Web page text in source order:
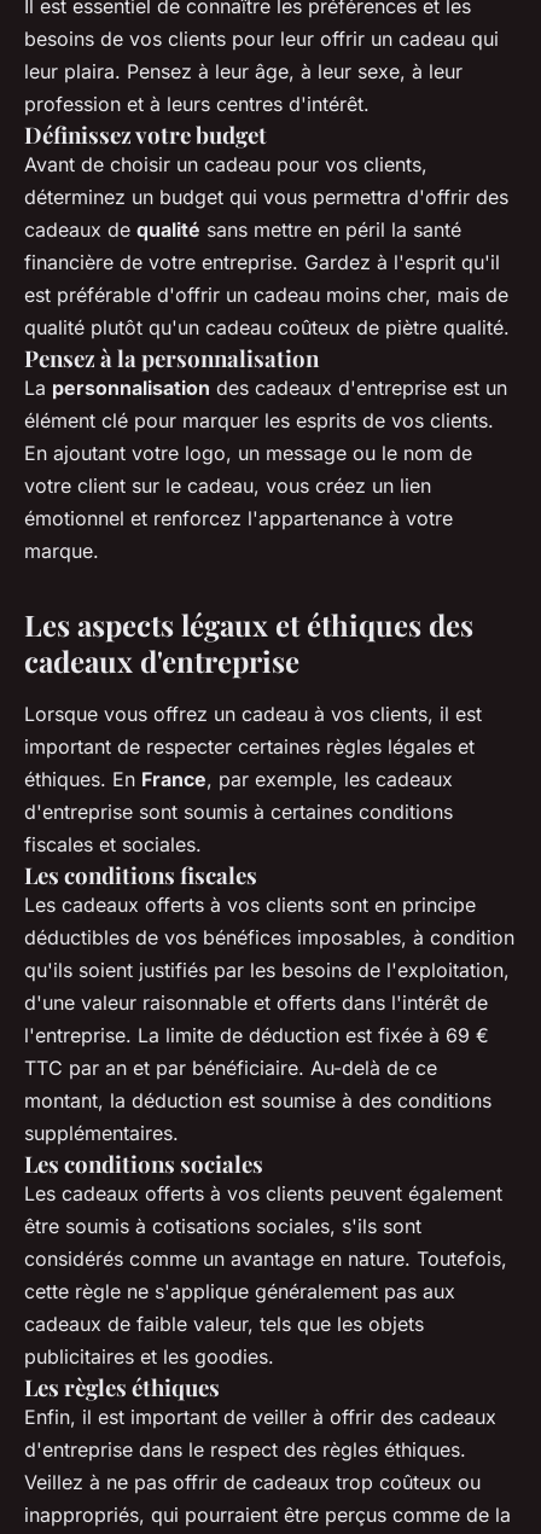
Il est essentiel de connaître les préférences et les
besoins de vos clients pour leur offrir un cadeau qui
leur plaira. Pensez à leur âge, à leur sexe, à leur
profession et à leurs centres d'intérêt.
Définissez votre budget
Avant de choisir un cadeau pour vos clients,
déterminez un budget qui vous permettra d'offrir des
cadeaux de qualité sans mettre en péril la santé
financière de votre entreprise. Gardez à l'esprit qu'il
est préférable d'offrir un cadeau moins cher, mais de
qualité plutôt qu'un cadeau coûteux de piètre qualité.
Pensez à la personnalisation
La personnalisation des cadeaux d'entreprise est un
élément clé pour marquer les esprits de vos clients.
En ajoutant votre logo, un message ou le nom de
votre client sur le cadeau, vous créez un lien
émotionnel et renforcez l'appartenance à votre
marque.
Les aspects légaux et éthiques des
cadeaux d'entreprise
Lorsque vous offrez un cadeau à vos clients, il est
important de respecter certaines règles légales et
éthiques. En France, par exemple, les cadeaux
d'entreprise sont soumis à certaines conditions
fiscales et sociales.
Les conditions fiscales
Les cadeaux offerts à vos clients sont en principe
déductibles de vos bénéfices imposables, à condition
qu'ils soient justifiés par les besoins de l'exploitation,
d'une valeur raisonnable et offerts dans l'intérêt de
l'entreprise. La limite de déduction est fixée à 69 €
TTC par an et par bénéficiaire. Au-delà de ce
montant, la déduction est soumise à des conditions
supplémentaires.
Les conditions sociales
Les cadeaux offerts à vos clients peuvent également
être soumis à cotisations sociales, s'ils sont
considérés comme un avantage en nature. Toutefois,
cette règle ne s'applique généralement pas aux
cadeaux de faible valeur, tels que les objets
publicitaires et les goodies.
Les règles éthiques
Enfin, il est important de veiller à offrir des cadeaux
d'entreprise dans le respect des règles éthiques.
Veillez à ne pas offrir de cadeaux trop coûteux ou
inappropriés, qui pourraient être perçus comme de la